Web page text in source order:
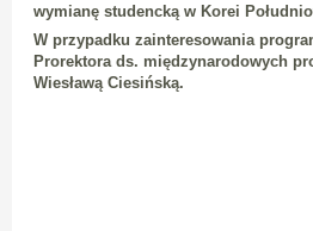
wymianę studencką w Korei
W przypadku zainteresowania
Prorektora ds. międzynarodowych
Wiesławą Ciesińską.